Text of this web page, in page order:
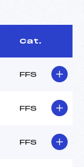
Cat.
FFS
FFS
FFS